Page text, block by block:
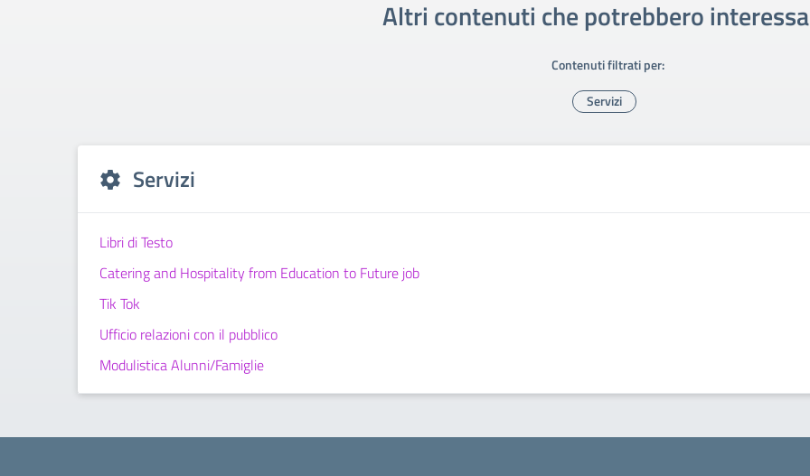
Altri contenuti che potrebbero
Contenuti filtrati per:
Servizi
Servizi
Libri di Testo
Catering and Hospitality from Education to Future job
Tik Tok
Ufficio relazioni con il pubblico
Modulistica Alunni/Famiglie